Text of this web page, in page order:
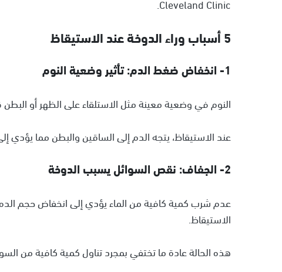
5 أسباب وراء الدوخة عند الاستيقاظ
1- انخفاض ضغط الدم: تأثير وضعية النوم
النوم في وضعية معينة مثل الاستلقاء على الظهر أو
عند الاستيقاظ، يتجه الدم إلى الساقين والبطن مما يؤدي
2- الجفاف: نقص السوائل يسبب الدوخة
عدم شرب كمية كافية من الماء يؤدي إلى انخفاض حجم
الاستيقاظ.
هذه الحالة عادة ما تختفي بمجرد تناول كمية كافية من